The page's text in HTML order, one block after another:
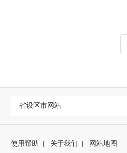
省设区市网站
使用帮助 关于我们 网站地图